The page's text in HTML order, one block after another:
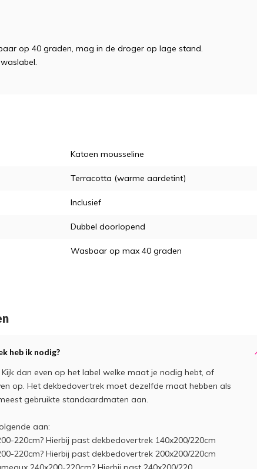
op 40 graden, mag in de droger op lage stand.
Katoen mousseline
Terracotta (warme aardetint)
Inclusief
Dubbel doorlopend
Wasbaar op max 40 graden
heb ik nodig?
dan even op het label welke maat je nodig hebt, of
op. Het dekbedovertrek moet dezelfde maat hebben als
gebruikte standaardmaten aan.
aan:
220cm? Hierbij past dekbedovertrek 140x200/220cm
220cm? Hierbij past dekbedovertrek 200x200/220cm